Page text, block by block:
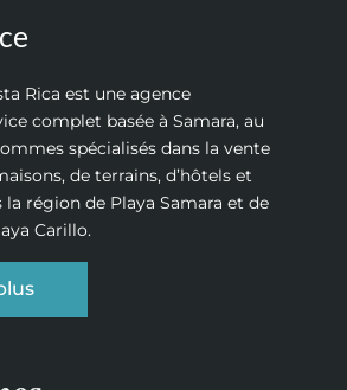
Rica est une agence
complet basée à Samara, au
spécialisés dans la vente
de terrains, d’hôtels et
la région de Playa Samara et de
Carillo.